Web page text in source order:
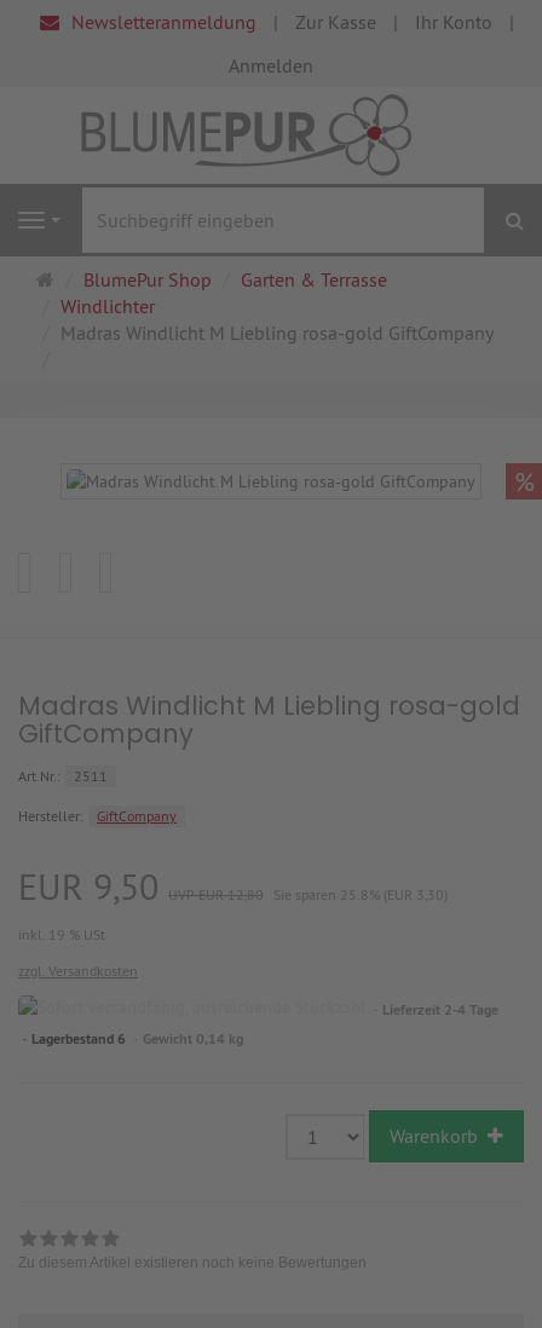
Newsletteranmeldung Zur Kasse
Ihr Konto
Anmelden
Navigation
Startseite
BlumePur Shop
Garten & Terrasse
Windlichter
Madras Windlicht M Liebling rosa-gold GiftCompany
%
Madras Windlicht M Liebling rosa-gold
GiftCompany
Art.Nr.: 2511
Hersteller: GiftCompany
EUR 9,50 UVP EUR 12,80 Sie sparen 25.8% (EUR 3,30)
inkl. 19 % USt
zzgl. Versandkosten
Lieferzeit 2-4 Tage
Lagerbestand 6
Gewicht 0,14 kg
Warenkorb
Zu diesem Artikel existieren noch keine Bewertungen